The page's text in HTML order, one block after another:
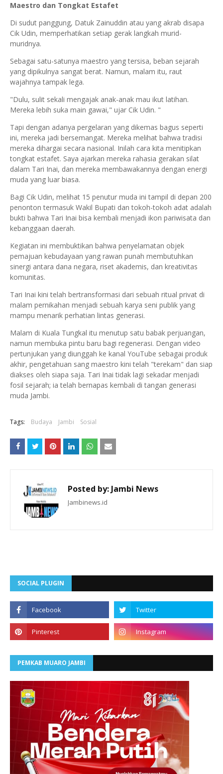
Maestro dan Tongkat Estafet
Di sudut panggung, Datuk Zainuddin atau yang akrab disapa
Cik Udin, memperhatikan setiap gerak langkah murid-
muridnya.
Sebagai satu-satunya maestro yang tersisa, beban sejarah
yang dipikulnya sangat berat. Namun, malam itu, raut
wajahnya tampak lega.
"Dulu, sulit sekali mengajak anak-anak mau ikut latihan.
Mereka lebih suka main gawai," ujar Cik Udin. "
Tapi dengan adanya pergelaran yang dikemas bagus seperti
ini, mereka jadi bersemangat. Mereka melihat bahwa tradisi
mereka dihargai secara nasional. Inilah cara kita menitipkan
tongkat estafet. Saya ajarkan mereka rahasia gerakan silat
dalam Tari Inai, dan mereka membawakannya dengan energi
muda yang luar biasa.
Bagi Cik Udin, melihat 15 penutur muda ini tampil di depan 200
penonton termasuk Wakil Bupati dan tokoh-tokoh adat adalah
bukti bahwa Tari Inai bisa kembali menjadi ikon pariwisata dan
kebanggaan daerah.
Kegiatan ini membuktikan bahwa penyelamatan objek
pemajuan kebudayaan yang rawan punah membutuhkan
sinergi antara dana negara, riset akademis, dan kreativitas
komunitas.
Tari Inai kini telah bertransformasi dari sebuah ritual privat di
malam pernikahan menjadi sebuah karya seni publik yang
mampu menarik perhatian lintas generasi.
Malam di Kuala Tungkal itu menutup satu babak perjuangan,
namun membuka pintu baru bagi regenerasi. Dengan video
pertunjukan yang diunggah ke kanal YouTube sebagai produk
akhir, pengetahuan sang maestro kini telah "terekam" dan siap
diakses oleh siapa saja. Tari Inai tidak lagi sekadar menjadi
fosil sejarah; ia telah bernapas kembali di tangan generasi
muda Jambi.
Tags: Budaya Jambi Sosial
Posted by:Jambi News
Jambinews.id
SOCIAL PLUGIN
PEMKAB MUARO JAMBI